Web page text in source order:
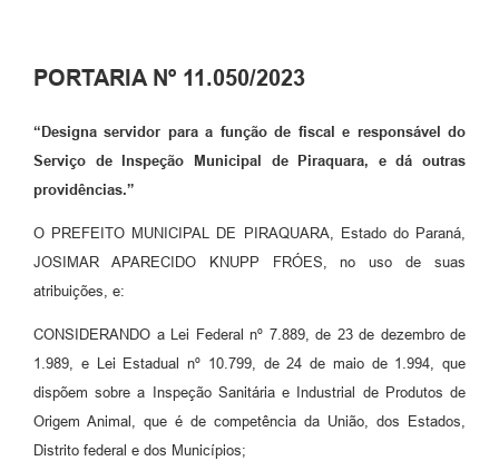
PORTARIA Nº 11.050/2023
“Designa servidor para a função de fiscal e responsável do
Serviço de Inspeção Municipal de Piraquara, e dá outras
providências.”
O PREFEITO MUNICIPAL DE PIRAQUARA, Estado do Paraná,
JOSIMAR APARECIDO KNUPP FRÓES, no uso de suas
atribuições, e:
CONSIDERANDO a Lei Federal nº 7.889, de 23 de dezembro de
1.989, e Lei Estadual nº 10.799, de 24 de maio de 1.994, que
dispõem sobre a Inspeção Sanitária e Industrial de Produtos de
Origem Animal, que é de competência da União, dos Estados,
Distrito federal e dos Municípios;